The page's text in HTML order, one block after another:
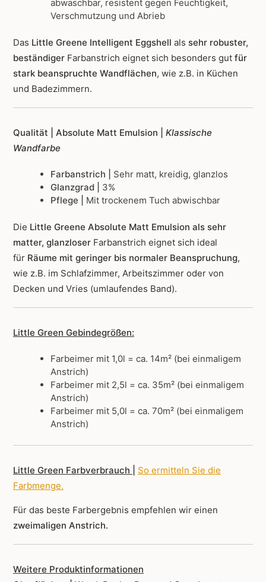
abwaschbar, resistent gegen Feuchtigkeit,
Verschmutzung und Abrieb
Das Little Greene Intelligent Eggshell als sehr robuster,
beständiger Farbanstrich eignet sich besonders gut für
stark beanspruchte Wandflächen, wie z.B. in Küchen
und Badezimmern.
Qualität | Absolute Matt Emulsion | Klassische
Wandfarbe
Farbanstrich | Sehr matt, kreidig, glanzlos
Glanzgrad | 3%
Pflege | Mit trockenem Tuch abwischbar
Die Little Greene Absolute Matt Emulsion als sehr
matter, glanzloser Farbanstrich eignet sich ideal
für Räume mit geringer bis normaler Beanspruchung,
wie z.B. im Schlafzimmer, Arbeitszimmer oder von
Decken und Vries (umlaufendes Band).
Little Green Gebindegrößen:
Farbeimer mit 1,0l = ca. 14m² (bei einmaligem
Anstrich)
Farbeimer mit 2,5l = ca. 35m² (bei einmaligem
Anstrich)
Farbeimer mit 5,0l = ca. 70m² (bei einmaligem
Anstrich)
Little Green Farbverbrauch |
So ermitteln Sie die
Farbmenge.
Für das beste Farbergebnis empfehlen wir einen
zweimaligen Anstrich.
Weitere Produktinformationen